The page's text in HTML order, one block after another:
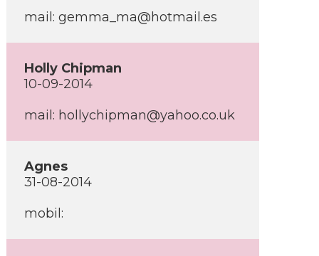
mail: gemma_ma@hotmail.es
Holly Chipman
10-09-2014
mail: hollychipman@yahoo.co.uk
Agnes
31-08-2014
mobil: